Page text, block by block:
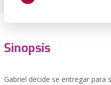
Sinopsis
Gabriel decide se entregar para